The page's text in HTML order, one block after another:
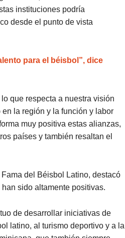
instituciones podría
desde el punto de vista
para el béisbol”, dice
que respecta a nuestra visión
la región y la función y labor
muy positiva estas alianzas,
países y también resaltan el
del Béisbol Latino, destacó
sido altamente positivas.
de desarrollar iniciativas de
latino, al turismo deportivo y a la